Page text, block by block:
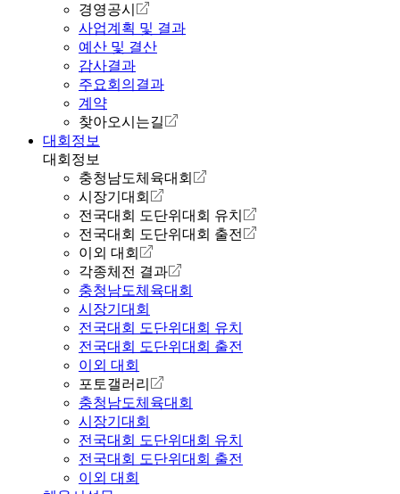
경영공시
사업계획 및 결과
예산 및 결산
감사결과
주요회의결과
계약
찾아오시는길
대회정보
대회정보
충청남도체육대회
시장기대회
전국대회 도단위대회 유치
전국대회 도단위대회 출전
이외 대회
각종체전 결과
충청남도체육대회
시장기대회
전국대회 도단위대회 유치
전국대회 도단위대회 출전
이외 대회
포토갤러리
충청남도체육대회
시장기대회
전국대회 도단위대회 유치
전국대회 도단위대회 출전
이외 대회